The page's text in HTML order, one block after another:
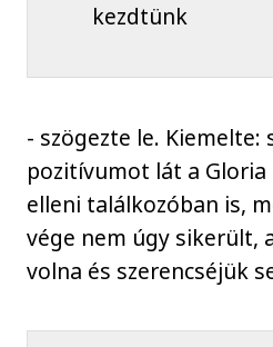
kezdtünk
- szögezte le. Kiemelte:
pozitívumot lát a
elleni találkozóban is,
vége nem úgy sikerült,
volna és szerencséjük